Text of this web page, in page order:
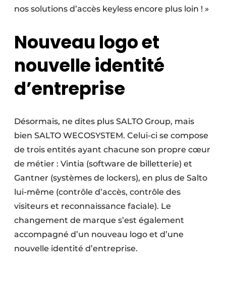
nos solutions d’accès keyless encore plus loin ! »
Nouveau logo et
nouvelle identité
d’entreprise
Désormais, ne dites plus SALTO Group, mais
bien SALTO WECOSYSTEM. Celui-ci se compose
de trois entités ayant chacune son propre cœur
de métier : Vintia (software de billetterie) et
Gantner (systèmes de lockers), en plus de Salto
lui-même (contrôle d’accès, contrôle des
visiteurs et reconnaissance faciale). Le
changement de marque s’est également
accompagné d’un nouveau logo et d’une
nouvelle identité d’entreprise.